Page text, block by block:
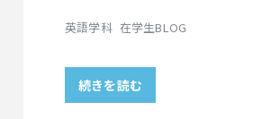
英語学科 在学生BLOG
続きを読む